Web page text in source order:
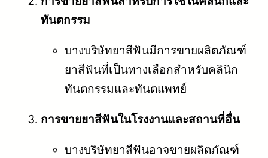
ทันตกรรม
บางบริษัทยาสีฟันมีการขายผลิตภัณฑ์
ยาสีฟันที่เป็นทางเลือกสำหรับคลินิก
ทันตกรรมและทันตแพทย์
การขายยาสีฟันในโรงงานและสถานที่อื่น
บางบริษัทยาสีฟันอาจขายผลิตภัณฑ์